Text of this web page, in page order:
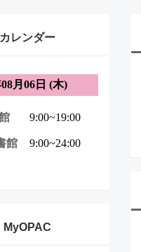
カレンダー
MyOPAC